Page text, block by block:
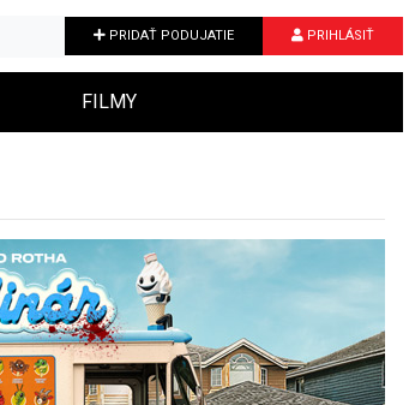
PRIDAŤ PODUJATIE PRIHLÁSIŤ
FILMY